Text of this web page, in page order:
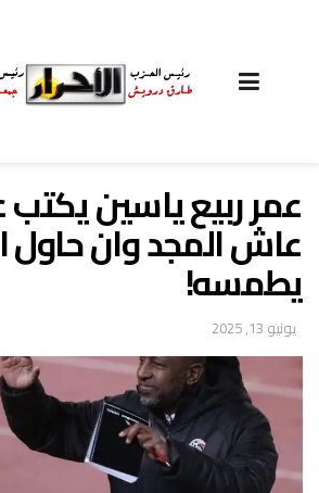
عمر ربيع ياسين يكتب
عاش المجد وان حاول
يطمسه!
يونيو 13, 2025